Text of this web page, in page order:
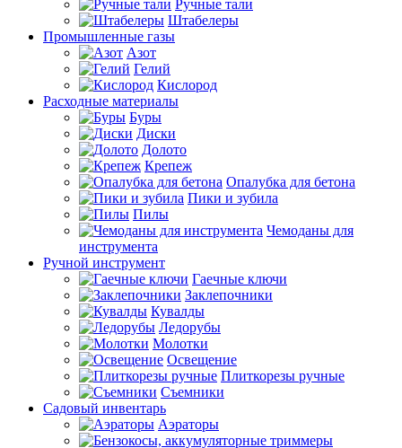
Ручные тали
Штабелеры
Промышленные газы
Азот
Гелий
Кислород
Расходные материалы
Буры
Диски
Долото
Крепеж
Опалубка для бетона
Пики и зубила
Пилы
Чемоданы для
инструмента
Ручной инструмент
Гаечные ключи
Заклепочники
Кувалды
Ледорубы
Молотки
Освещение
Плиткорезы ручные
Съемники
Садовый инвентарь
Аэраторы